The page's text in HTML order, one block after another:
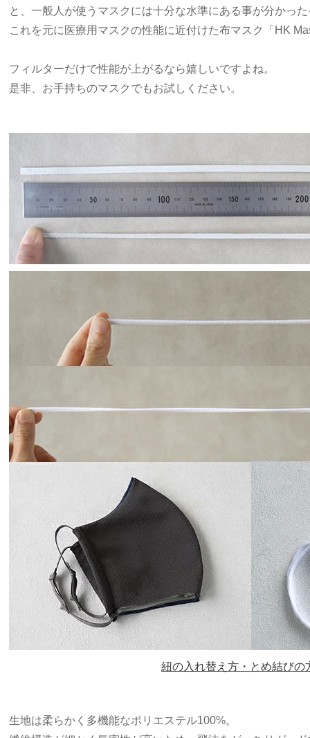
と、一般人が使うマスクには十分な水準にある事が分かっ
これを元に医療用マスクの性能に近付けた布マスク「HK
フィルターだけで性能が上がるなら嬉しいですよね。
是非、お手持ちのマスクでもお試しください。
紐の入れ替え方・とめ結び
生地は柔らかく多機能なポリエステル100%。